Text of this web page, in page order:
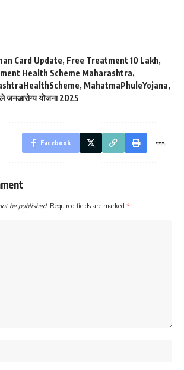
Card Update, Free Treatment 10 Lakh,
Health Scheme Maharashtra,
, MahatmaPhuleYojana,
जनआरोग्य योजना 2025
Facebook
be published. Required fields are marked *